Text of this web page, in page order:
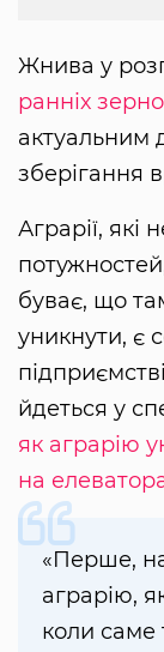
Жнива у
ранніх
актуальним
зберігання
Аграрії,
буває, що
уникнути, є
йдеться у
як аграрію
на
«Перше,
аграрію,
коли саме